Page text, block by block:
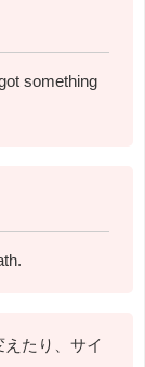
something
たり、サイ